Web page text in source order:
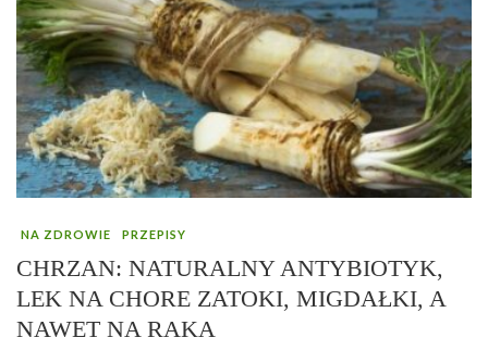
NA ZDROWIE PRZEPISY
CHRZAN: NATURALNY ANTYBIOTYK,
LEK NA CHORE ZATOKI, MIGDAŁKI, A
NAWET NA RAKA